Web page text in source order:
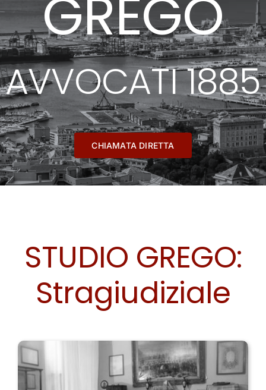
PROFESSIONISTI
CONTATTI
GREGO
AVVOCATI 1885
CHIAMATA DIRETTA
STUDIO GREGO:
Stragiudiziale